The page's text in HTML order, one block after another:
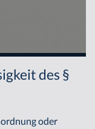
des §
oder